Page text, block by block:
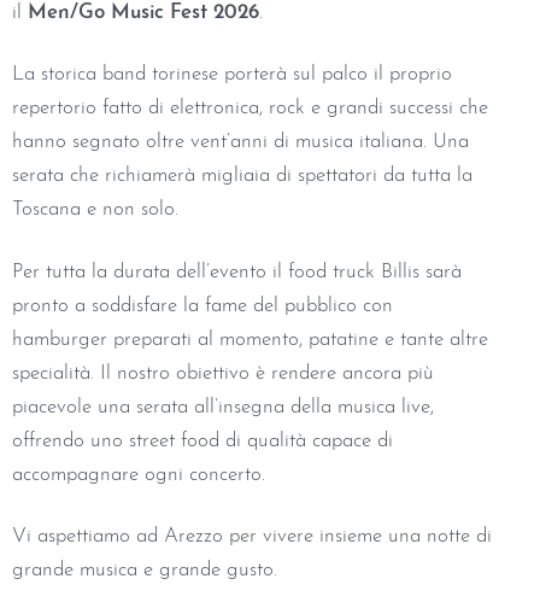
il
Men/Go Music Fest 2026.
La storica band torinese porterà sul palco il proprio
repertorio fatto di elettronica, rock e grandi successi che
hanno segnato oltre vent’anni di musica italiana. Una
serata che richiamerà migliaia di spettatori da tutta la
Toscana e non solo.
Per tutta la durata dell’evento il food truck Billis sarà
pronto a soddisfare la fame del pubblico con
hamburger preparati al momento, patatine e tante altre
specialità. Il nostro obiettivo è rendere ancora più
piacevole una serata all’insegna della musica live,
offrendo uno street food di qualità capace di
accompagnare ogni concerto.
Vi aspettiamo ad Arezzo per vivere insieme una notte di
grande musica e grande gusto.